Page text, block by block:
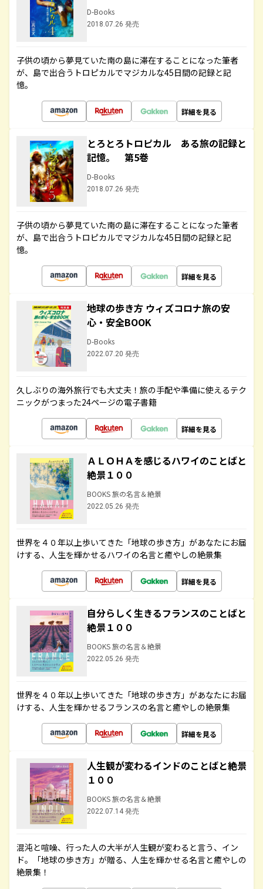
D-Books
2018.07.26 発売
子供の頃から夢見ていた南の島に滞在することになった筆者
が、島で出合うトロピカルでマジカルな45日間の記録と記
憶。
詳細を見る
とろとろトロピカル ある旅の記録と
記憶。 第5巻
D-Books
2018.07.26 発売
子供の頃から夢見ていた南の島に滞在することになった筆者
が、島で出合うトロピカルでマジカルな45日間の記録と記
憶。
詳細を見る
地球の歩き方 ウィズコロナ旅の安
心・安全BOOK
D-Books
2022.07.20 発売
久しぶりの海外旅行でも大丈夫！旅の手配や準備に使えるテク
ニックがつまった24ページの電子書籍
詳細を見る
ＡＬＯＨＡを感じるハワイのことばと
絶景１００
BOOKS 旅の名言＆絶景
2022.05.26 発売
世界を４０年以上歩いてきた「地球の歩き方」があなたにお届
けする、人生を輝かせるハワイの名言と癒やしの絶景集
詳細を見る
自分らしく生きるフランスのことばと
絶景１００
BOOKS 旅の名言＆絶景
2022.05.26 発売
世界を４０年以上歩いてきた「地球の歩き方」があなたにお届
けする、人生を輝かせるフランスの名言と癒やしの絶景集
詳細を見る
人生観が変わるインドのことばと絶景
１００
BOOKS 旅の名言＆絶景
2022.07.14 発売
混沌と喧噪、行った人の大半が人生観が変わると言う、イン
ド。「地球の歩き方」が贈る、人生を輝かせる名言と癒やしの
絶景集！